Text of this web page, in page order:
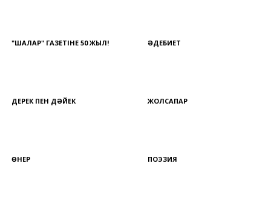
"ШАЛҚАР" ГАЗЕТІНЕ 50 ЖЫЛ! ӘДЕБИЕТ
ДЕРЕК ПЕН ДӘЙЕК ЖОЛСАПАР
ӨНЕР ПОЭЗИЯ